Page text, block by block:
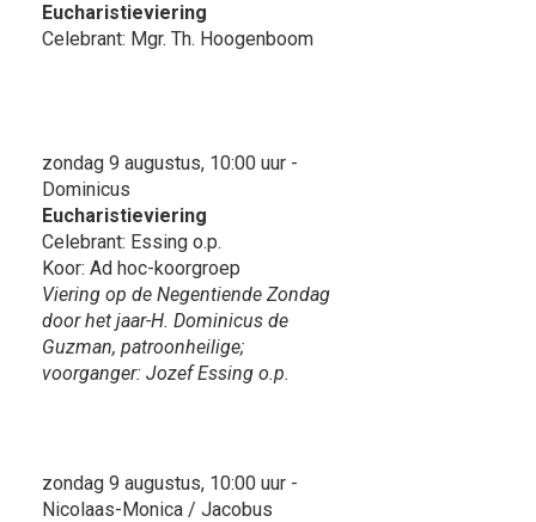
Eucharistieviering
Celebrant: Mgr. Th. Hoogenboom
zondag 9 augustus, 10:00 uur -
Dominicus
Eucharistieviering
Celebrant: Essing o.p.
Koor: Ad hoc-koorgroep
Viering op de Negentiende Zondag
door het jaar-H. Dominicus de
Guzman, patroonheilige;
voorganger: Jozef Essing o.p.
zondag 9 augustus, 10:00 uur -
Nicolaas-Monica / Jacobus